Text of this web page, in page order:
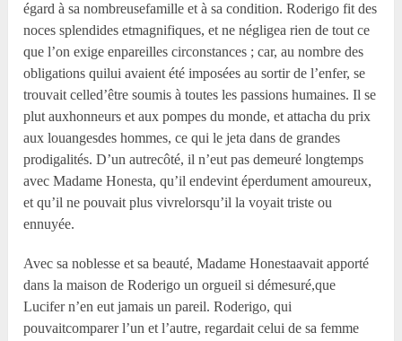
égard à sa nombreusefamille et à sa condition. Roderigo fit des
noces splendides etmagnifiques, et ne négligea rien de tout ce
que l’on exige enpareilles circonstances ; car, au nombre des
obligations quilui avaient été imposées au sortir de l’enfer, se
trouvait celled’être soumis à toutes les passions humaines. Il se
plut auxhonneurs et aux pompes du monde, et attacha du prix
aux louangesdes hommes, ce qui le jeta dans de grandes
prodigalités. D’un autrecôté, il n’eut pas demeuré longtemps
avec Madame Honesta, qu’il endevint éperdument amoureux,
et qu’il ne pouvait plus vivrelorsqu’il la voyait triste ou
ennuyée.
Avec sa noblesse et sa beauté, Madame Honestaavait apporté
dans la maison de Roderigo un orgueil si démesuré,que
Lucifer n’en eut jamais un pareil. Roderigo, qui
pouvaitcomparer l’un et l’autre, regardait celui de sa femme